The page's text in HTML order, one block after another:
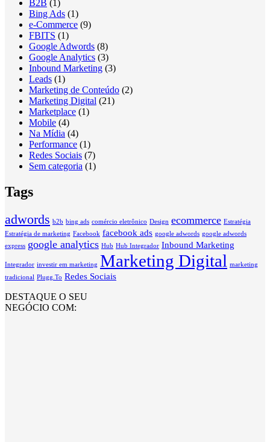
B2B (1)
Bing Ads (1)
e-Commerce (9)
FBITS (1)
Google Adwords (8)
Google Analytics (3)
Inbound Marketing (3)
Leads (1)
Marketing de Conteúdo (2)
Marketing Digital (21)
Marketplace (1)
Mobile (4)
Na Mídia (4)
Performance (1)
Redes Sociais (7)
Sem categoria (1)
Tags
adwords b2b bing ads comércio eletrônico Design ecommerce Estratégia
Estratégia de marketing Facebook facebook ads google adwords google adwords
express google analytics Hub Hub Integrador Inbound Marketing
Integrador investir em marketing Marketing Digital marketing
tradicional Plugg.To Redes Sociais
DESTAQUE O SEU
NEGÓCIO COM: